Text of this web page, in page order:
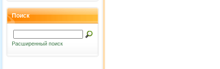
Поиск
Расширенный поиск